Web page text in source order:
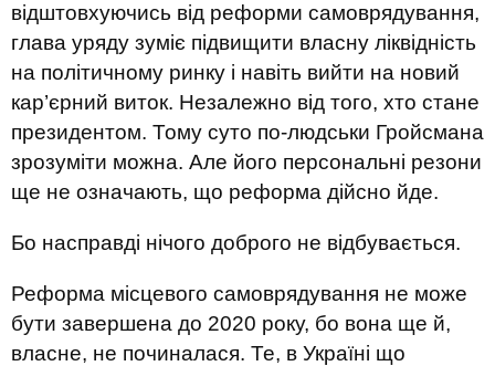
відштовхуючись від реформи самоврядування,
глава уряду зуміє підвищити власну ліквідність
на політичному ринку і навіть вийти на новий
кар’єрний виток. Незалежно від того, хто стане
президентом. Тому суто по-людськи Гройсмана
зрозуміти можна. Але його персональні резони
ще не означають, що реформа дійсно йде.
Бо насправді нічого доброго не відбувається.
Реформа місцевого самоврядування не може
бути завершена до 2020 року, бо вона ще й,
власне, не починалася. Те, в Україні що